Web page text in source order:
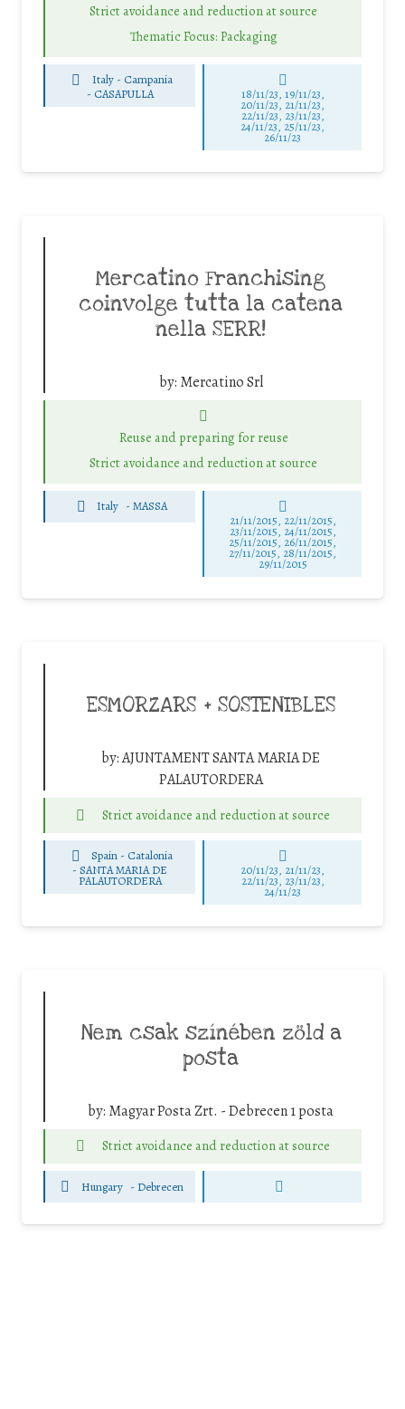
Strict avoidance and reduction at source
Thematic Focus: Packaging
Italy - Campania
- CASAPULLA 18/11/23, 19/11/23,
20/11/23, 21/11/23,
22/11/23, 23/11/23,
24/11/23, 25/11/23,
26/11/23
Mercatino Franchising
coinvolge tutta la catena
nella SERR!
by: Mercatino Srl
Reuse and preparing for reuse
Strict avoidance and reduction at source
Italy -MASSA
21/11/2015, 22/11/2015,
23/11/2015, 24/11/2015,
25/11/2015, 26/11/2015,
27/11/2015, 28/11/2015,
29/11/2015
ESMORZARS + SOSTENIBLES
by:AJUNTAMENT SANTA MARIA DE
PALAUTORDERA
Strict avoidance and reduction at source
Spain - Catalonia
-SANTA MARIA DE
PALAUTORDERA
20/11/23, 21/11/23,
22/11/23, 23/11/23,
24/11/23
Nem csak színében zöld a
posta
by: Magyar Posta Zrt. - Debrecen 1 posta
Strict avoidance and reduction at source
Hungary - Debrecen